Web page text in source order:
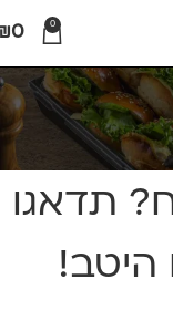
0
0
תדאגו
היטב!